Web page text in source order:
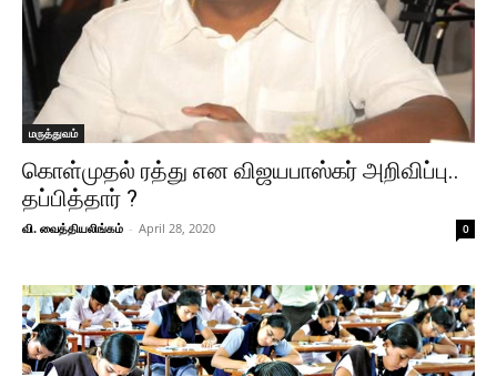
மருத்துவம்
கொள்முதல் ரத்து என விஜயபாஸ்கர் அறிவிப்பு..
தப்பித்தார் ?
வி. வைத்தியலிங்கம் - April 28, 2020 0